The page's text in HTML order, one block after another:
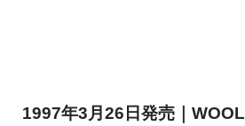
1997年3月26日発売｜WOOL